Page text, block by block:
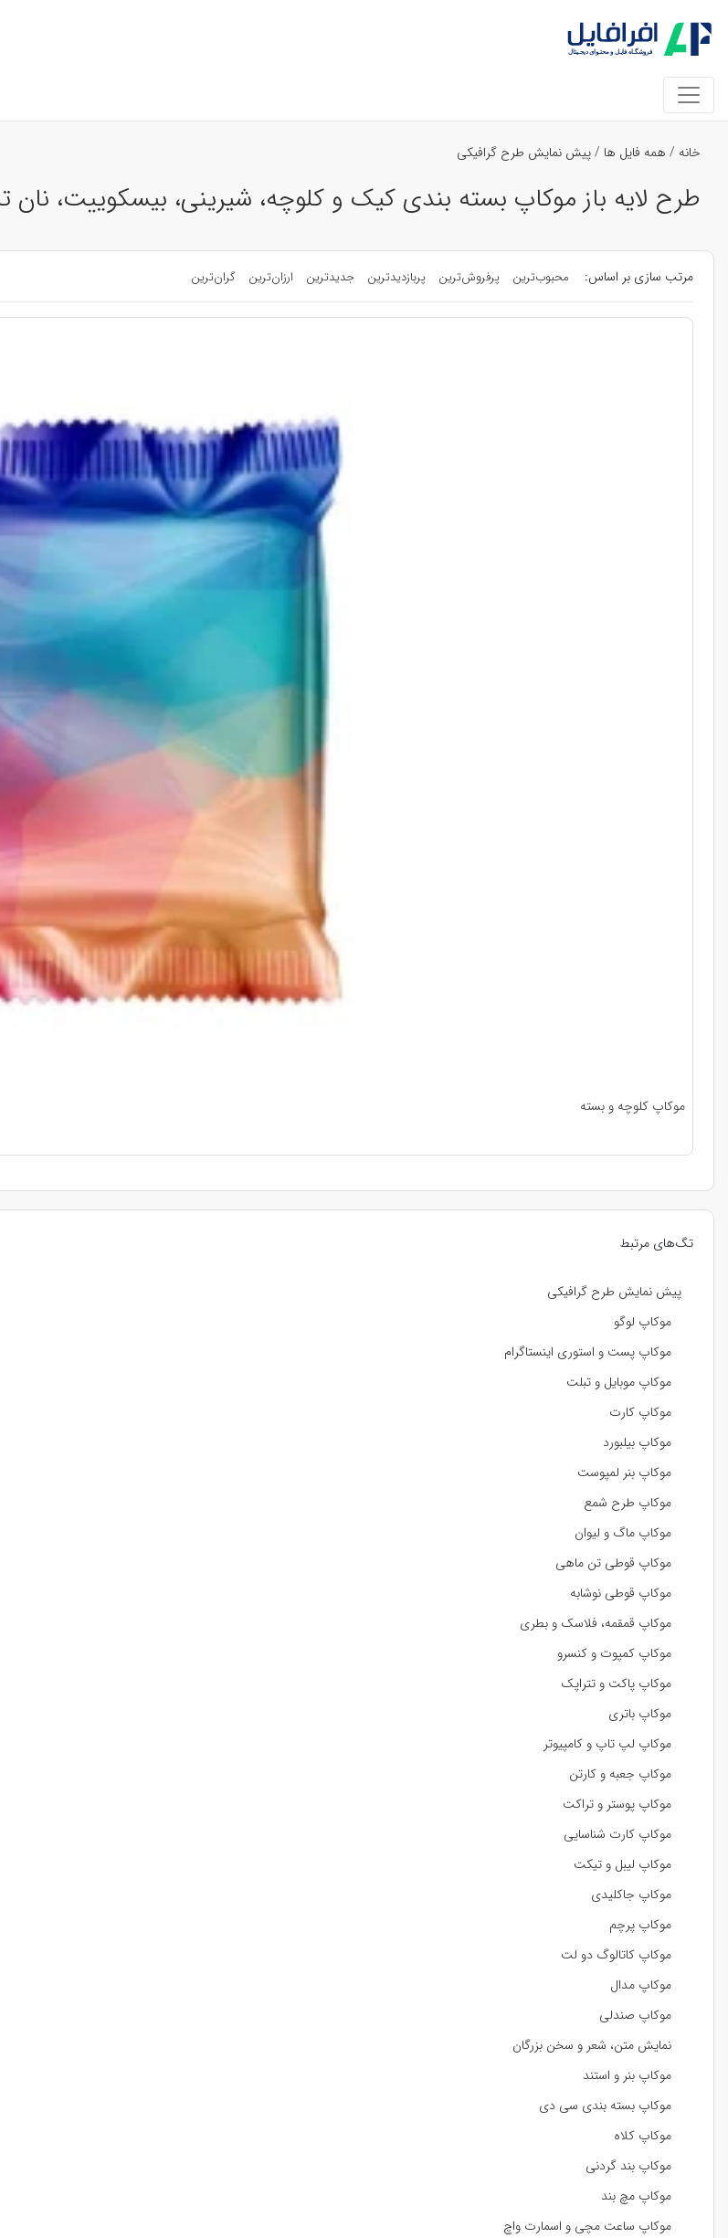
خانه / همه فایل ها /پیش نمایش طرح گرافیکی
طرح لایه باز موکاپ بسته بندی کیک و کلوچه، شیرینی، بیسکوییت،
تگ‌های مرتبط
پیش نمایش طرح گرافیکی
موکاپ لوگو
موکاپ پست و استوری اینستاگرام
موکاپ موبایل و تبلت
موکاپ کارت
موکاپ بیلبورد
موکاپ بنر لمپوست
موکاپ طرح شمع
موکاپ ماگ و لیوان
موکاپ قوطی تن ماهی
موکاپ قوطی نوشابه
موکاپ قمقمه، فلاسک و بطری
موکاپ کمپوت و کنسرو
موکاپ پاکت و تتراپک
موکاپ باتری
موکاپ لپ تاپ و کامپیوتر
موکاپ جعبه و کارتن
موکاپ پوستر و تراکت
موکاپ کارت شناسایی
موکاپ لیبل و تیکت
موکاپ جاکلیدی
موکاپ پرچم
موکاپ کاتالوگ دو لت
موکاپ مدال
موکاپ صندلی
نمایش متن، شعر و سخن بزرگان
موکاپ بنر و استند
موکاپ بسته بندی سی دی
موکاپ کلاه
موکاپ بند گردنی
موکاپ مچ بند
موکاپ ساعت مچی و اسمارت واچ
مرتب سازی بر اساس: محبوب‌ترین پرفروش‌ترین پربازدیدترین جدیدترین ارزان‌ترین گران‌ترین
موکاپ کلوچه و بسته